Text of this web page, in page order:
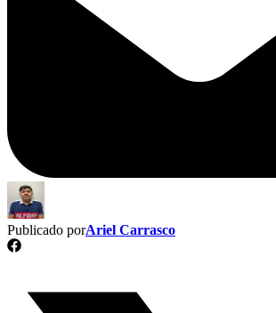
Publicado porAriel Carrasco